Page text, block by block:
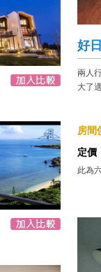
好
兩人
大了
房間
定價
此為